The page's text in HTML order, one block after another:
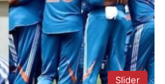
Slider